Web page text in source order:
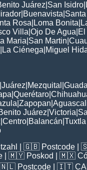
Juárez San Isidro
Buenavista
Rosa Loma Bonita
Villa Ojo De Agua
Maria San Martin
La Ciénega Miguel
Juárez Mezquital
Querétaro
Zapopan
Juárez Victoria
Centro Balancán
| 🇬🇧 Postcode |
| 🇲🇾 Poskod | 🇲🇽
🇳🇱 Postcode | 🇮🇹